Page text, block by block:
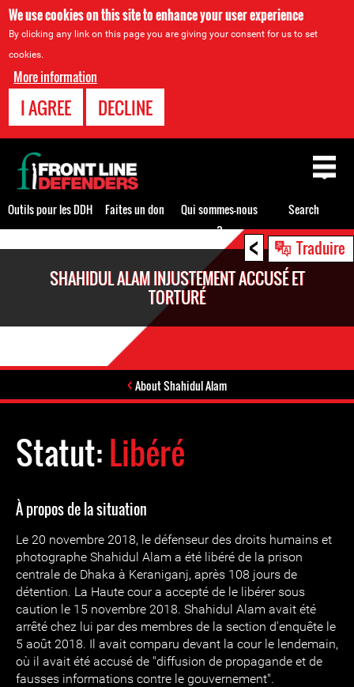
We use cookies on this site to enhance your user experience
By clicking any link on this page you are giving your consent for us to set
cookies.
More information
I AGREE DECLINE
< Traduire
SHAHIDUL ALAM INJUSTEMENT ACCUSÉ ET
TORTURÉ
About Shahidul Alam
Statut:Libéré
À propos de la situation
Le 20 novembre 2018, le défenseur des droits humains et
photographe Shahidul Alam a été libéré de la prison
centrale de Dhaka à Keraniganj, après 108 jours de
détention. La Haute cour a accepté de le libérer sous
caution le 15 novembre 2018. Shahidul Alam avait été
arrêté chez lui par des membres de la section d'enquête le
5 août 2018. Il avait comparu devant la cour le lendemain,
où il avait été accusé de "diffusion de propagande et de
fausses informations contre le gouvernement".
Back
to
top
Outils pour les DDH Faites un don
Qui sommes-nous
?
Search